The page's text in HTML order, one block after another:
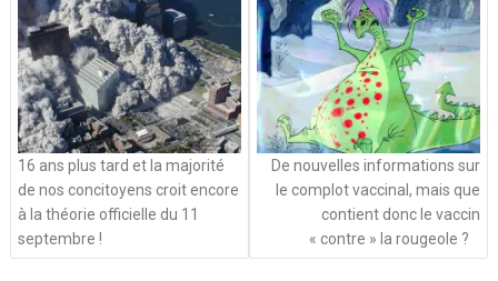
articles
16 ans plus tard et la majorité
de nos concitoyens croit encore
à la théorie officielle du 11
septembre !
De nouvelles informations sur
le complot vaccinal, mais que
contient donc le vaccin
« contre » la rougeole ?